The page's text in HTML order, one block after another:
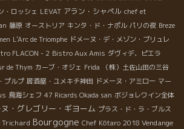
・ロッシェ LEVAT アラン・シャペル chef et
藤原 オーストリア キンタ・ド・ナポル パリの夜 Breze
L'Arc de Triomphe ドメーヌ・デ・メゾン・ブリュレ
FLACON - 2 Bistro Aux Amis ダヴィデ、ピエラ
de Thym カーブ・オジェ Frida
（株）土佐山田の三谷
プルプ 居酒屋・ユメキチ神田 ドメーヌ・アミロー マー
鳥海シェフ 47 Ricards Okada san ボジョレワイン全体
ヌ・グレゴリー・ギヨーム プラス・ド・ラ・ブルス
Trichard Bourgogne Chef Kôtaro 2018 Vendange